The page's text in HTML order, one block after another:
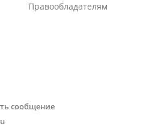
Правообладателям
сообщение